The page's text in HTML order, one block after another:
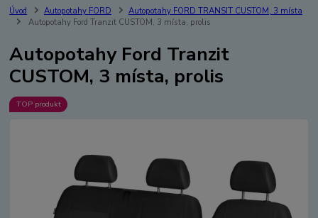
Úvod Autopotahy FORD
Autopotahy FORD TRANSIT CUSTOM, 3 místa
Autopotahy Ford Tranzit CUSTOM, 3 místa, prolis
Autopotahy Ford Tranzit
CUSTOM, 3 místa, prolis
TOP produkt